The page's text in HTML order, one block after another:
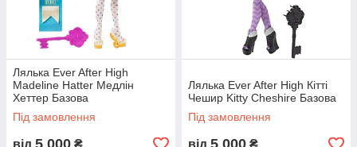
Лялька Ever After High
Madeline Hatter Медлін
Хеттер Базова
Під замовлення
від 5 000 ₴
Лялька Ever After High Кітті
Чешир Kitty Cheshire Базова
Під замовлення
від 5 000 ₴